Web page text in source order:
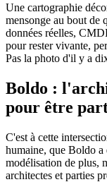
Une cartographie
mensonge au bout de
données réelles,
pour rester vivante,
Pas la photo d'il y a
Boldo :
pour être
C'est à cette
humaine, que Boldo
modélisation de plus,
architectes et parties